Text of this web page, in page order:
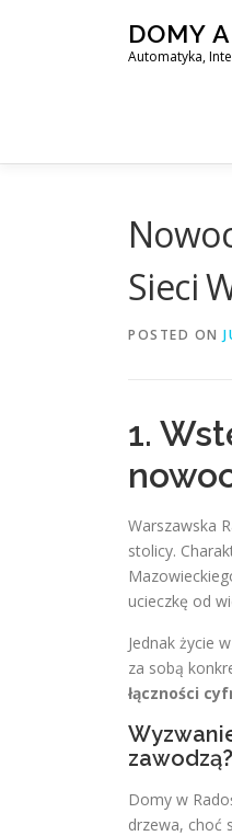
DOMY
Automatyka,
Sieci
POSTED ON
1.
Warszawska
stolicy.
ucieczkę od
Jednak życie
za sobą
łączności
zawodzą?
Domy w
drzewa, choć